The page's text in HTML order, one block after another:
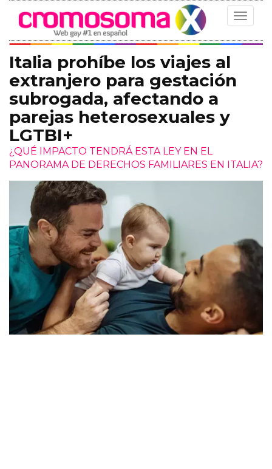
Toggle
Italia prohíbe los viajes al
extranjero para gestación
subrogada, afectando a
parejas heterosexuales y
LGTBI+
¿QUÉ IMPACTO TENDRÁ ESTA LEY EN EL
PANORAMA DE DERECHOS FAMILIARES EN ITALIA?